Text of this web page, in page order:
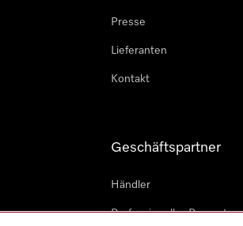
Presse
Lieferanten
Kontakt
Geschäftspartner
Händler
Professioneller Reparateur